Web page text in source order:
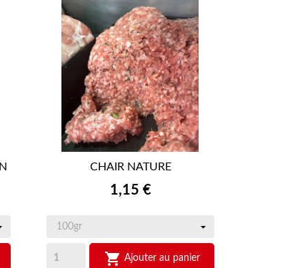
APERÇU RAPIDE
CHAIR NATURE
Prix
1,15 €
 Ajouter au panier